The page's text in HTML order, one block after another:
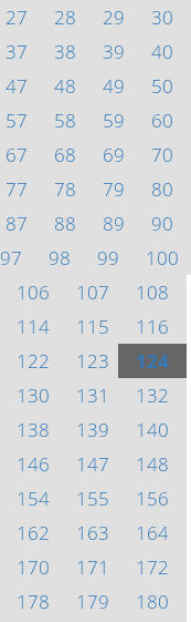
27 28 29
30
37 38 39
40
47 48 49
50
57 58 59
60
67 68 69
70
77 78 79
80
87 88 89
90
97 98 99
100
106 107
108
114 115
116
122 123
124
130 131
132
138 139
140
146 147
148
154 155
156
162 163
164
170 171
172
178 179
180